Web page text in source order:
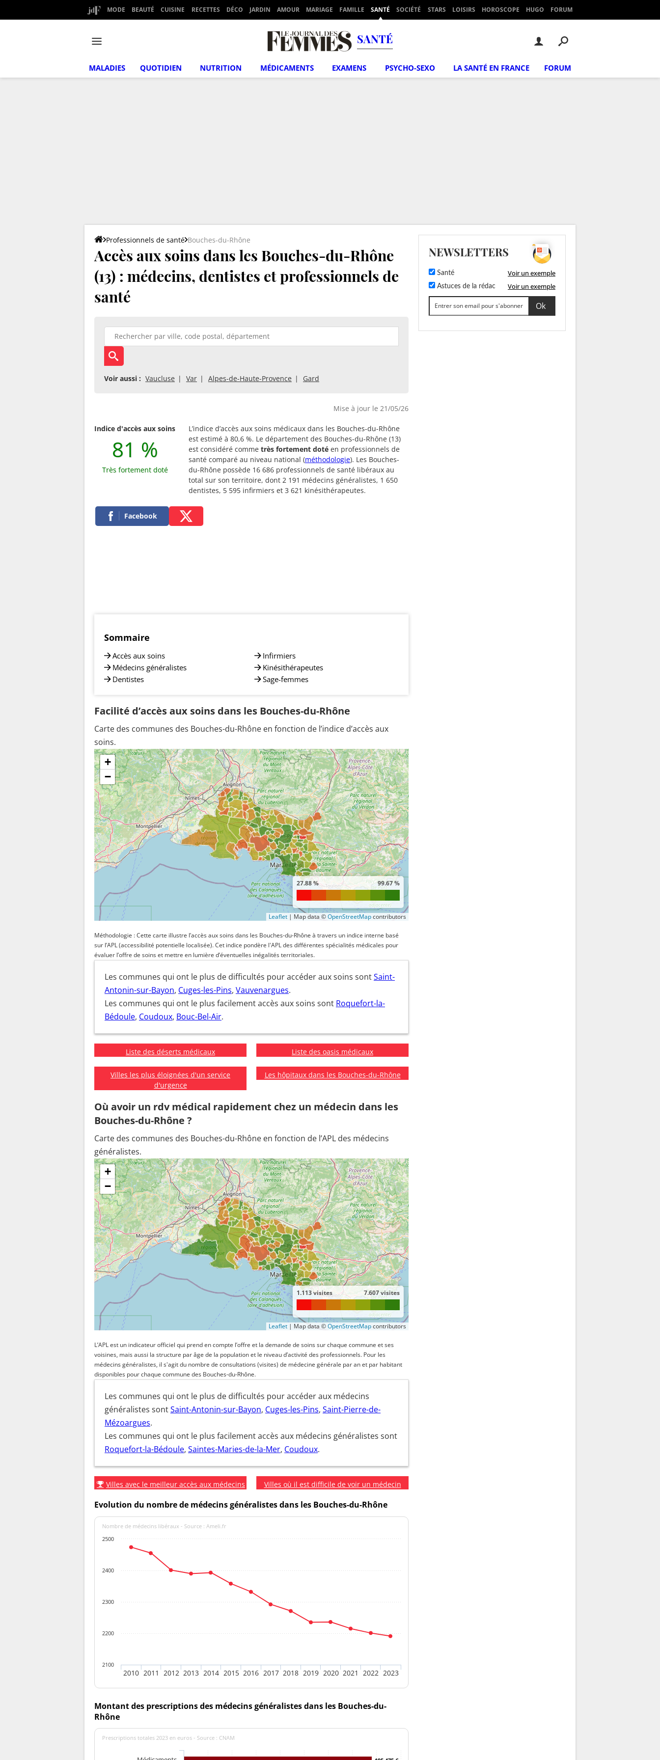
MODE BEAUTÉ CUISINE RECETTES DÉCO JARDIN AMOUR MARIAGE FAMILLE SANTÉ SOCIÉTÉ STARS LOISIRS HOROSCOPE HUGO FORUM
SANTÉ
MALADIES QUOTIDIEN NUTRITION MÉDICAMENTS EXAMENS PSYCHO-SEXO LA SANTÉ EN FRANCE FORUM
Professionnels de santé Bouches-du-Rhône
Accès aux soins dans les Bouches-du-Rhône
(13) : médecins, dentistes et professionnels de
santé
Voir aussi : Vaucluse Var Alpes-de-Haute-Provence Gard
Mise à jour le 21/05/26
Indice d'accès aux soins
81 %
Très fortement doté
L’indice d’accès aux soins médicaux dans les Bouches-du-Rhône
est estimé à 80,6 %. Le département des Bouches-du-Rhône (13)
est considéré comme très fortement doté en professionnels de
santé comparé au niveau national (méthodologie). Les Bouches-
du-Rhône possède 16 686 professionnels de santé libéraux au
total sur son territoire, dont 2 191 médecins généralistes, 1 650
dentistes, 5 595 infirmiers et 3 621 kinésithérapeutes.
Facebook
Sommaire
Accès aux soins
Médecins généralistes
Dentistes
Infirmiers
Kinésithérapeutes
Sage-femmes
Facilité d’accès aux soins dans les Bouches-du-Rhône
Carte des communes des Bouches-du-Rhône en fonction de l’indice d’accès aux
soins.
+
−
27.88 % 99.67 %
Leaflet | Map data ©OpenStreetMapcontributors
Méthodologie : Cette carte illustre l’accès aux soins dans les Bouches-du-Rhône à travers un indice interne basé
sur l’APL (accessibilité potentielle localisée). Cet indice pondère l'APL des différentes spécialités médicales pour
évaluer l’offre de soins et mettre en lumière d’éventuelles inégalités territoriales.
Les communes qui ont le plus de difficultés pour accéder aux soins sontSaint-
Antonin-sur-Bayon, Cuges-les-Pins, Vauvenargues.
Les communes qui ont le plus facilement accès aux soins sont Roquefort-la-
Bédoule, Coudoux, Bouc-Bel-Air.
Liste des déserts médicaux Liste des oasis médicaux
Villes les plus éloignées d'un service
d'urgence
Les hôpitaux dans les Bouches-du-Rhône
Où avoir un rdv médical rapidement chez un médecin dans les
Bouches-du-Rhône ?
Carte des communes des Bouches-du-Rhône en fonction de l’APL des médecins
généralistes.
+
−
1.113 visites 7.607 visites
Leaflet | Map data ©OpenStreetMapcontributors
L’APL est un indicateur officiel qui prend en compte l’offre et la demande de soins sur chaque commune et ses
voisines, mais aussi la structure par âge de la population et le niveau d’activité des professionnels. Pour les
médecins généralistes, il s'agit du nombre de consultations (visites) de médecine générale par an et par habitant
disponibles pour chaque commune des Bouches-du-Rhône.
Les communes qui ont le plus de difficultés pour accéder aux médecins
généralistes sontSaint-Antonin-sur-Bayon, Cuges-les-Pins, Saint-Pierre-de-
Mézoargues.
Les communes qui ont le plus facilement accès aux médecins généralistes sont
Roquefort-la-Bédoule, Saintes-Maries-de-la-Mer, Coudoux.
Villes avec le meilleur accès aux médecins Villes où il est difficile de voir un médecin
Evolution du nombre de médecins généralistes dans les Bouches-du-Rhône
Nombre de médecins libéraux - Source : Ameli.fr
2010 2011 2012 2013 2014 2015 2016 2017 2018 2019 2020 2021 2022 2023
2100
2200
2300
2400
2500
Montant des prescriptions des médecins généralistes dans les Bouches-du-
Rhône
Prescriptions totales 2023 en euros - Source : CNAM
NEWSLETTERS
Santé Voir un exemple
Astuces de la rédac Voir un exemple